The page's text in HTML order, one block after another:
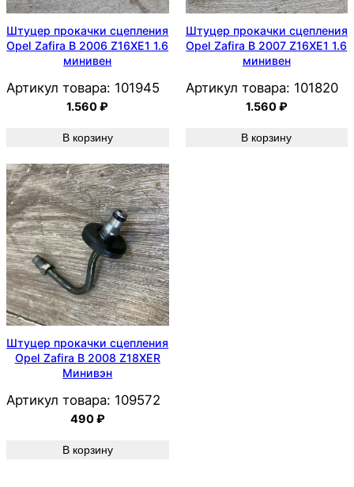
Штуцер прокачки сцепления
Opel Zafira B 2006 Z16XE1 1.6
минивен
Артикул товара: 101945
1.560₽
В корзину
Штуцер прокачки сцепления
Opel Zafira B 2007 Z16XE1 1.6
минивен
Артикул товара: 101820
1.560₽
В корзину
Штуцер прокачки сцепления
Opel Zafira B 2008 Z18XER
Минивэн
Артикул товара: 109572
490₽
В корзину